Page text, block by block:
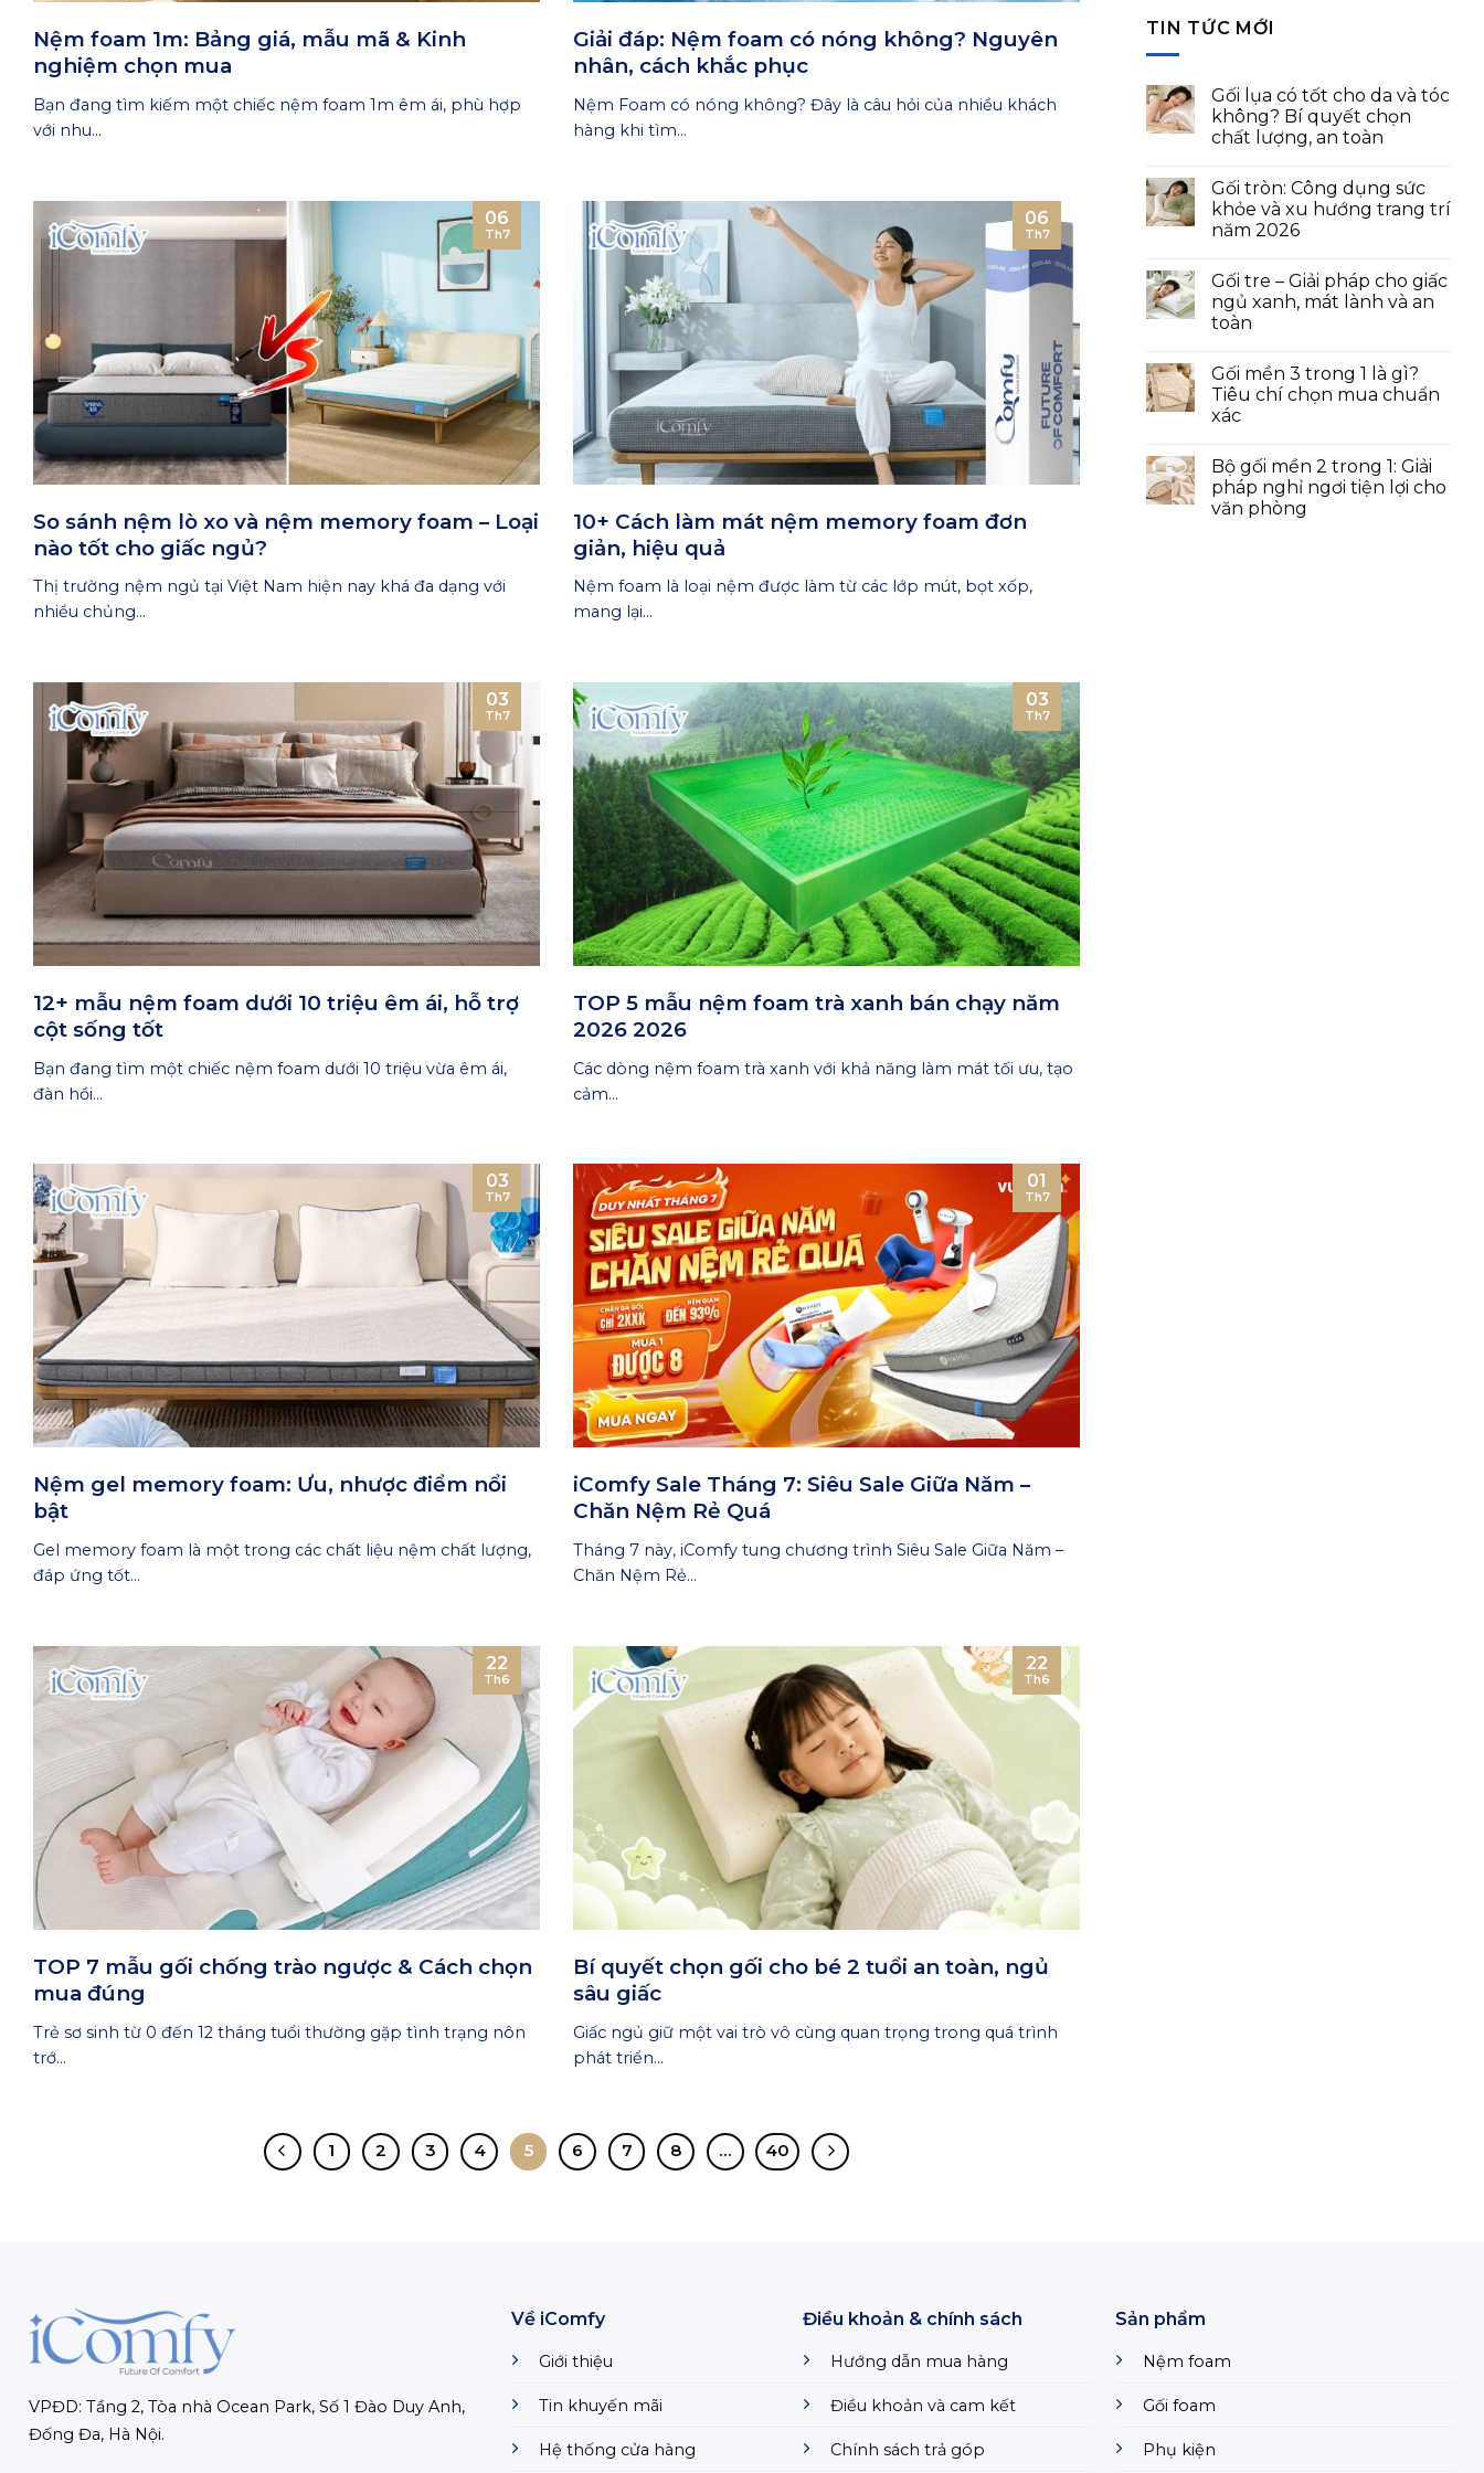
Nệm foam 1m: Bảng giá, mẫu mã & Kinh
nghiệm chọn mua
Bạn đang tìm kiếm một chiếc nệm foam 1m êm ái, phù hợp
với nhu...
Giải đáp: Nệm foam có nóng không? Nguyên
nhân, cách khắc phục
Nệm Foam có nóng không? Đây là câu hỏi của nhiều khách
hàng khi tìm...
So sánh nệm lò xo và nệm memory foam – Loại
nào tốt cho giấc ngủ?
Thị trường nệm ngủ tại Việt Nam hiện nay khá đa dạng với
nhiều chủng...
06
Th7
10+ Cách làm mát nệm memory foam đơn
giản, hiệu quả
Nệm foam là loại nệm được làm từ các lớp mút, bọt xốp,
mang lại...
06
Th7
12+ mẫu nệm foam dưới 10 triệu êm ái, hỗ trợ
cột sống tốt
Bạn đang tìm một chiếc nệm foam dưới 10 triệu vừa êm ái,
đàn hồi...
03
Th7
TOP 5 mẫu nệm foam trà xanh bán chạy năm
2026 2026
Các dòng nệm foam trà xanh với khả năng làm mát tối ưu, tạo
cảm...
03
Th7
Nệm gel memory foam: Ưu, nhược điểm nổi
bật
Gel memory foam là một trong các chất liệu nệm chất lượng,
đáp ứng tốt...
03
Th7
iComfy Sale Tháng 7: Siêu Sale Giữa Năm –
Chăn Nệm Rẻ Quá
Tháng 7 này, iComfy tung chương trình Siêu Sale Giữa Năm –
Chăn Nệm Rẻ...
01
Th7
TOP 7 mẫu gối chống trào ngược & Cách chọn
mua đúng
Trẻ sơ sinh từ 0 đến 12 tháng tuổi thường gặp tình trạng nôn
trớ...
22
Th6
Bí quyết chọn gối cho bé 2 tuổi an toàn, ngủ
sâu giấc
Giấc ngủ giữ một vai trò vô cùng quan trọng trong quá trình
phát triển...
22
Th6
1 2 3 4 5 6 7 8 … 40
TIN TỨC MỚI
Gối lụa có tốt cho da và tóc
không? Bí quyết chọn
chất lượng, an toàn
Gối tròn: Công dụng sức
khỏe và xu hướng trang trí
năm 2026
Gối tre – Giải pháp cho giấc
ngủ xanh, mát lành và an
toàn
Gối mền 3 trong 1 là gì?
Tiêu chí chọn mua chuẩn
xác
Bộ gối mền 2 trong 1: Giải
pháp nghỉ ngơi tiện lợi cho
văn phòng
VPĐD: Tầng 2, Tòa nhà Ocean Park, Số 1 Đào Duy Anh,
Đống Đa, Hà Nội.
Về iComfy
Giới thiệu
Tin khuyến mãi
Hệ thống cửa hàng
Điều khoản & chính sách
Hướng dẫn mua hàng
Điều khoản và cam kết
Chính sách trả góp
Sản phẩm
Nệm foam
Gối foam
Phụ kiện